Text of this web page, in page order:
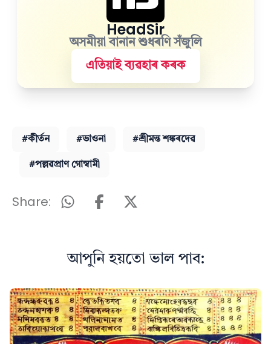
HeadSir
অসমীয়া বানান শুধৰণি সঁজুলি
এতিয়াই ব্যৱহাৰ কৰক
#কীৰ্তন #ভাওনা #শ্ৰীমন্ত শঙ্কৰদেৱ
#পল্লৱপ্ৰাণ গোস্বামী
Share:
আপুনি হয়তো ভাল পাব: